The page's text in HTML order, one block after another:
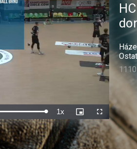
1xRychlost
přehrávání
Picture-
in-
Picture
Celá
obrazovka